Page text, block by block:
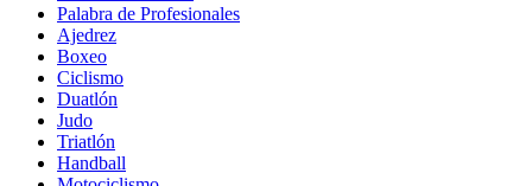
Palabra de Profesionales
Ajedrez
Boxeo
Ciclismo
Duatlón
Judo
Triatlón
Handball